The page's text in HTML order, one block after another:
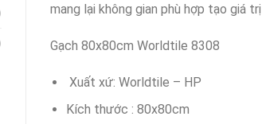
mang lại không gian phù hợp tạo giá
Gạch 80x80cm Worldtile 8308
Xuất xứ: Worldtile – HP
Kích thước : 80x80cm